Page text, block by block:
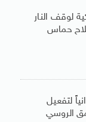
لوقف النار
حماس
لتفعيل
الروسي